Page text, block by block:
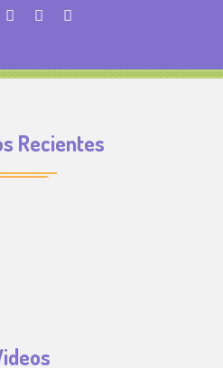
Recientes